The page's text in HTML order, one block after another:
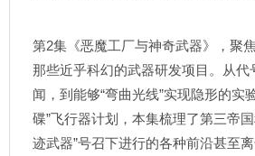
第2集《恶魔工厂与神奇武器》，聚
那些近乎科幻的武器研发项目。从代
闻，到能够“弯曲光线”实现隐形的实
碟”飞行器计划，本集梳理了第三帝
迹武器”号召下进行的各种前沿甚至